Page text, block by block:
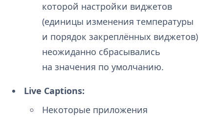
которой настройки виджетов
(единицы изменения температуры
и порядок закреплённых виджетов)
неожиданно сбрасывались
на значения по умолчанию.
Live Captions:
Некоторые приложения